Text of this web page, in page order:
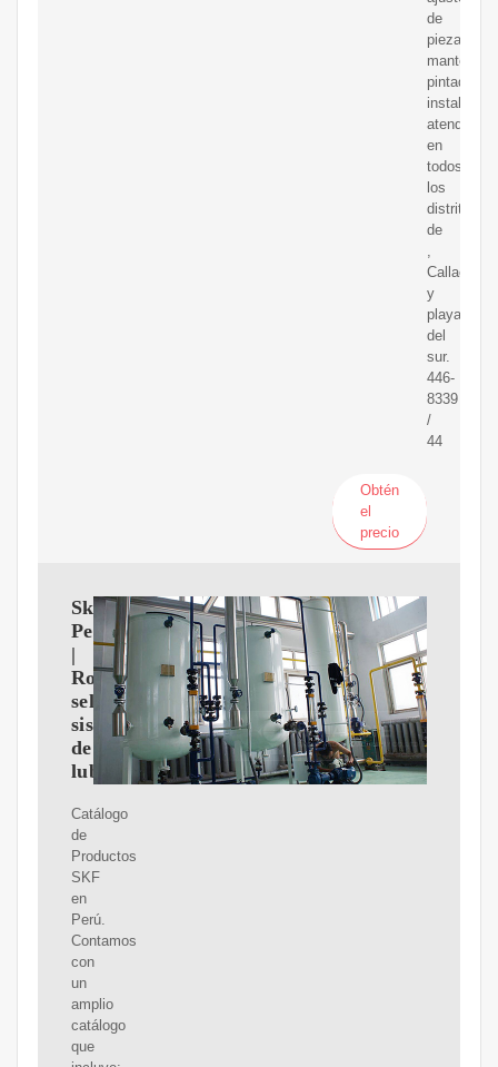
de
piezas,
pintado,
atendemos
en
todos
los
distritos
de
Callao
y
playas
del
sur.
446-
8339
/
44
Obtén
el
precio
Skf
Perú
|
Rodamientos,
sellos,
sistemas
de
lubricación
Catálogo
de
Productos
SKF
en
Perú.
Contamos
con
un
amplio
catálogo
que